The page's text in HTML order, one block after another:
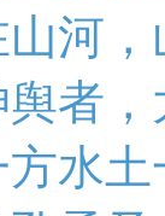
河
舆者
水